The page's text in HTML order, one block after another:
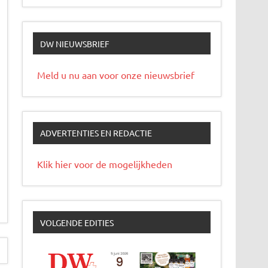
DW NIEUWSBRIEF
Meld u nu aan voor onze nieuwsbrief
ADVERTENTIES EN REDACTIE
Klik hier voor de mogelijkheden
VOLGENDE EDITIES